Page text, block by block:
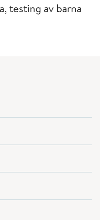
testing av barna